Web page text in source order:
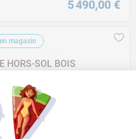
5490,00 €
magasin
HORS-SOL BOIS
LUXE - 4,98 x 2,98 x 1,17M